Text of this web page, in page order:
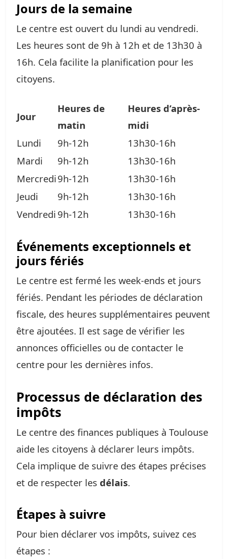
Jours de la semaine
Le centre est ouvert du lundi au vendredi.
Les heures sont de 9h à 12h et de 13h30 à
16h. Cela facilite la planification pour les
citoyens.
Jour
Heures de
matin
Heures d’après-
midi
Lundi
9h-12h
13h30-16h
Mardi
9h-12h
13h30-16h
Mercredi9h-12h
13h30-16h
Jeudi
9h-12h
13h30-16h
Vendredi 9h-12h 13h30-16h
Événements exceptionnels et
jours fériés
Le centre est fermé les week-ends et jours
fériés. Pendant les périodes de déclaration
fiscale, des heures supplémentaires peuvent
être ajoutées. Il est sage de vérifier les
annonces officielles ou de contacter le
centre pour les dernières infos.
Processus de déclaration des
impôts
Le centre des finances publiques à Toulouse
aide les citoyens à déclarer leurs impôts.
Cela implique de suivre des étapes précises
et de respecter les délais.
Étapes à suivre
Pour bien déclarer vos impôts, suivez ces
étapes :